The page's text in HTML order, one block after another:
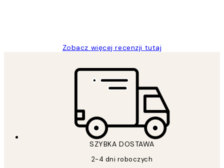
Zobacz więcej recenzji tutaj
SZYBKA DOSTAWA
2-4 dni roboczych